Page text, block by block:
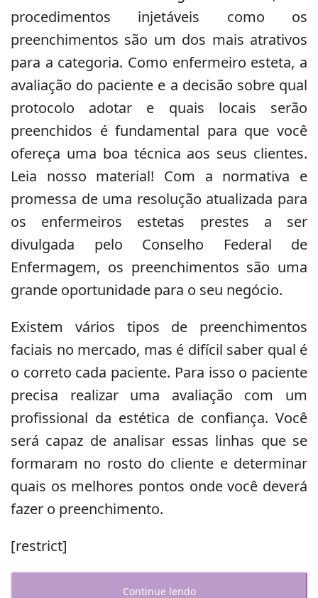
procedimentos injetáveis como os
preenchimentos são um dos mais atrativos
para a categoria. Como enfermeiro esteta, a
avaliação do paciente e a decisão sobre qual
protocolo adotar e quais locais serão
preenchidos é fundamental para que você
ofereça uma boa técnica aos seus clientes.
Leia nosso material! Com a normativa e
promessa de uma resolução atualizada para
os enfermeiros estetas prestes a ser
divulgada pelo Conselho Federal de
Enfermagem, os preenchimentos são uma
grande oportunidade para o seu negócio.
Existem vários tipos de preenchimentos
faciais no mercado, mas é difícil saber qual é
o correto cada paciente. Para isso o paciente
precisa realizar uma avaliação com um
profissional da estética de confiança. Você
será capaz de analisar essas linhas que se
formaram no rosto do cliente e determinar
quais os melhores pontos onde você deverá
fazer o preenchimento.
[restrict]
Continue lendo